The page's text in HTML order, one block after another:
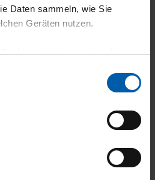
Daten sammeln, wie Sie
Geräten nutzen.
sind eine notwendige
wie etwa zur Auswahl und
Angebote, Anzeigen
Nutzerverhaltens und Ihres
04.07.2026
03.07.2026